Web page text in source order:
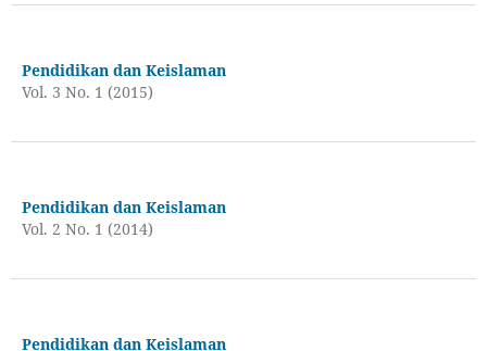
Pendidikan dan Keislaman
Vol. 3 No. 1 (2015)
Pendidikan dan Keislaman
Vol. 2 No. 1 (2014)
Pendidikan dan Keislaman